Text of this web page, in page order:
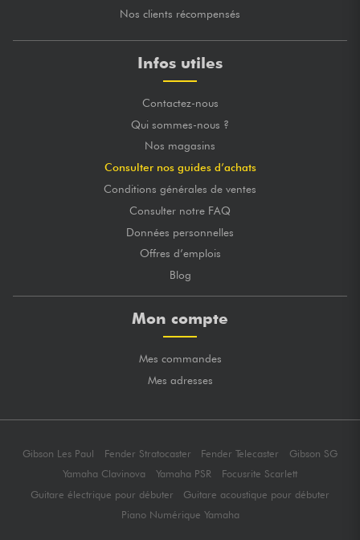
Nos clients récompensés
Infos utiles
Contactez-nous
Qui sommes-nous ?
Nos magasins
Consulter nos guides d’achats
Conditions générales de ventes
Consulter notre FAQ
Données personnelles
Offres d’emplois
Blog
Mon compte
Mes commandes
Mes adresses
Gibson Les Paul Fender Stratocaster Fender Telecaster
Gibson SG
Yamaha Clavinova
Yamaha PSR
Focusrite Scarlett
Guitare électrique pour débuter
Guitare acoustique pour débuter
Piano Numérique Yamaha